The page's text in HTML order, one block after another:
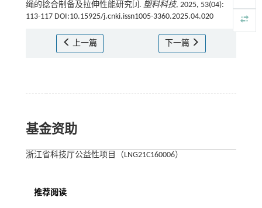
绳的捻合制备及拉伸性能研究[J]. 塑料科技, 2025, 53(04):
113-117 DOI:10.15925/j.cnki.issn1005-3360.2025.04.020
上一篇 下一篇
基金资助
浙江省科技厅公益性项目（LNG21C160006）